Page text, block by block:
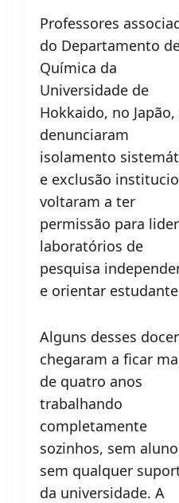
Professores
do Departamento
Química da
Universidade de
Hokkaido, no
denunciaram
isolamento
e exclusão
voltaram a ter
permissão para
laboratórios de
pesquisa
e orientar
Alguns desses
chegaram a ficar
de quatro anos
trabalhando
completamente
sozinhos, sem
sem qualquer
da universidade. A